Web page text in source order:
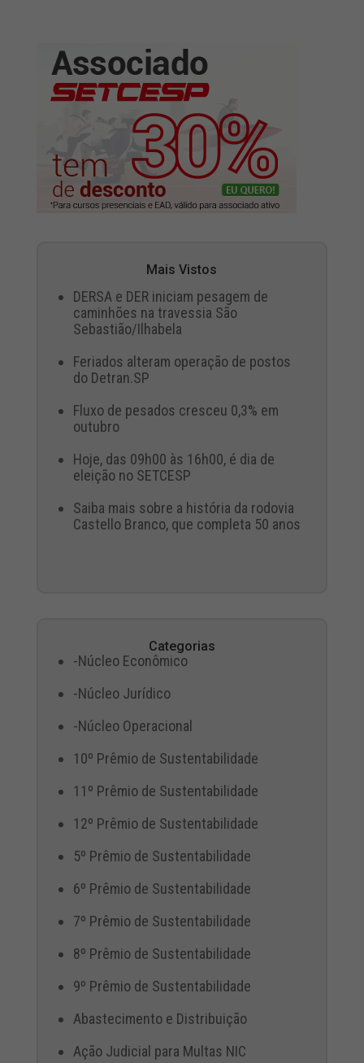
Mais Vistos
DERSA e DER iniciam pesagem de
caminhões na travessia São
Sebastião/Ilhabela
Feriados alteram operação de postos
do Detran.SP
Fluxo de pesados cresceu 0,3% em
outubro
Hoje, das 09h00 às 16h00, é dia de
eleição no SETCESP
Saiba mais sobre a história da rodovia
Castello Branco, que completa 50 anos
Categorias
-Núcleo Econômico
-Núcleo Jurídico
-Núcleo Operacional
10º Prêmio de Sustentabilidade
11º Prêmio de Sustentabilidade
12º Prêmio de Sustentabilidade
5º Prêmio de Sustentabilidade
6º Prêmio de Sustentabilidade
7º Prêmio de Sustentabilidade
8º Prêmio de Sustentabilidade
9º Prêmio de Sustentabilidade
Abastecimento e Distribuição
Ação Judicial para Multas NIC